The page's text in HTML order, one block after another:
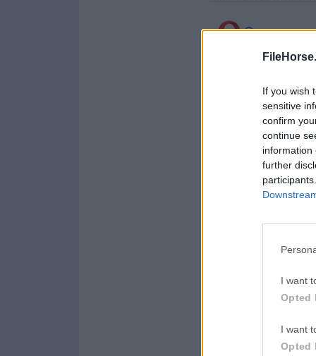
If you wish
sensitive
confirm
continue
information
further
I want
Opted
I want
Opted
Opera
Opera 134.0 Build 5954.26
WPS Office
AdGuard
AdGuard VPN for Mac
Acerca de
FreeFileSync para
sincronizar
visual durante el
archivos puedes